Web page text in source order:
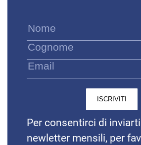
Per consentirci di
newletter mensili, per